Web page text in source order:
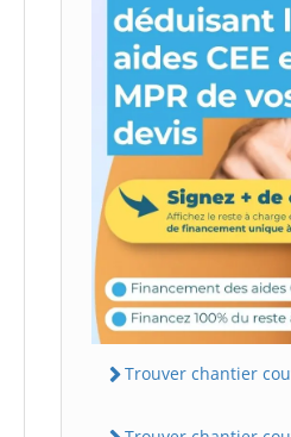
Trouver chantier